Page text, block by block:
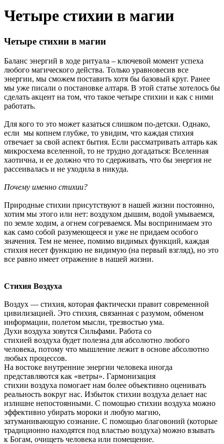
Четыре стихии в магии
Четыре стихии в магии
Баланс энергий в ходе ритуала – ключевой момент успеха
любого магического действа. Только уравновесив все
энергии, мы сможем поставить хотя бы базовый круг. Ранее
мы уже писали о постановке алтаря. В этой статье хотелось бы
сделать акцент на том, что такое четыре стихии и как с ними
работать.
Для кого то это может казаться слишком по-детски. Однако,
если мы копнем глубже, то увидим, что каждая стихия
отвечает за свой аспект бытия. Если рассматривать алтарь как
микросхема вселенной, то не трудно догадаться: Вселенная
хаотична, и ее должно что то сдерживать, что бы энергия не
рассеивалась и не уходила в никуда.
Почему именно стихии?
Природные стихии присутствуют в нашей жизни постоянно,
хотим мы этого или нет: воздухом дышим, водой умываемся,
по земле ходим, а огнем согреваемся. Мы воспринимаем это
как само собой разумеющееся и уже не придаем особого
значения. Тем не менее, помимо видимых функций, каждая
стихия несет функцию не видимую (на первый взгляд), но это
все равно имеет отражение в нашей жизни.
Стихия Воздуха
Воздух — стихия, которая фактически правит современной
цивилизацией. Это стихия, связанная с разумом, обменом
информации, полетом мысли, трезвостью ума.
Духи воздуха зовутся Сильфами. Работа со
стихией воздуха будет полезна для абсолютно любого
человека, потому что мышление лежит в основе абсолютно
любых процессов.
На востоке внутренние энергии человека иногда
представляются как «ветры». Гармонизация
стихии воздуха помогает нам более объективно оценивать
реальность вокруг нас. Избыток стихии воздуха делает нас
излишне непостоянными. С помощью стихии воздуха можно
эффективно убирать мороки и любую магию,
затуманивающую сознание. С помощью благовоний (которые
традиционно находятся под властью воздуха) можно взывать
к Богам, очищеть человека или помещение.